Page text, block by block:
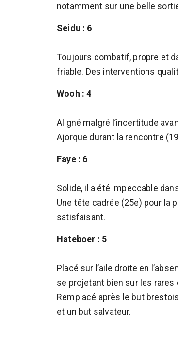
notamment sur une belle
Seidu : 6
Toujours combatif, propre et
friable. Des interventions
Wooh : 4
Aligné malgré l’incertitude
Ajorque durant la rencontre
Faye : 6
Solide, il a été impeccable
Une tête cadrée (25e) pour la
satisfaisant.
Hateboer : 5
Placé sur l’aile droite en
se projetant bien sur les
Remplacé après le but
et un but salvateur.